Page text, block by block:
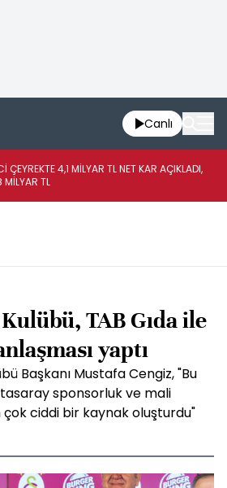
Canlı
ÇEYREKTE 4,1 MİLYAR TL NET KAR AÇIKLADI,
MİLYAR TL
TAB Gıda ile
yaptı
Başkanı Mustafa Cengiz, "Bu
sponsorluk ve mali
çok ciddi bir kaynak oluşturdu"